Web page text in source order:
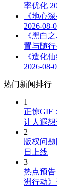
率优化
《地心
2026-08-
《黑白
置与随
《造化
2026-08-
热门新闻排行
1
正惊GIF
让人遐想
2
版权问
日上线
3
热点预
洲行动》